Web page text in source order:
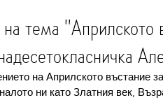
тема "Априлското
на Априлското въстание
ни като Златния век,